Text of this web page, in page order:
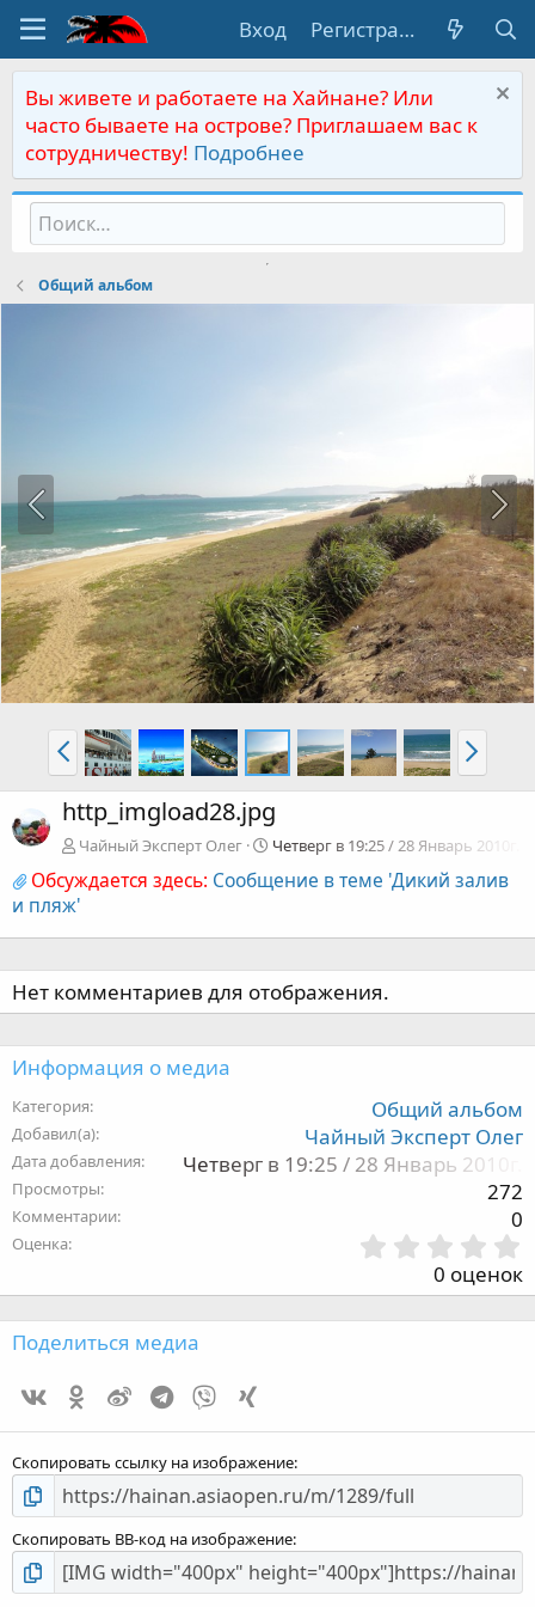
Вход Регистрация
Вы живете и работаете на Хайнане? Или
часто бываете на острове? Приглашаем вас к
сотрудничеству! Подробнее
Общий альбом
http_imgload28.jpg
Чайный Эксперт Олег Четверг в 19:25 / 28 Январь 2010г.
Обсуждается здесь: Сообщение в теме 'Дикий залив
и пляж'
Нет комментариев для отображения.
Информация о медиа
Категория Общий альбом
Добавил(а) Чайный Эксперт Олег
Дата добавления Четверг в 19:25 / 28 Январь 2010г.
Просмотры 272
Комментарии 0
Оценка
,
0
0
д
0 оценок
Поделиться медиа
Vk
Ok WeiboTelegram
Viber
Скопировать ссылку на изображение
Скопировать BB-код на изображение